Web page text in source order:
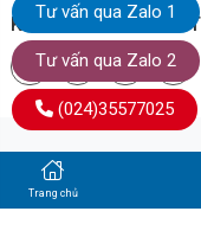
KẾT NỐI VỚI CHÚNG
Trang chủ
Tư vấn qua Zalo 1
Tư vấn qua Zalo 2
(024)35577025